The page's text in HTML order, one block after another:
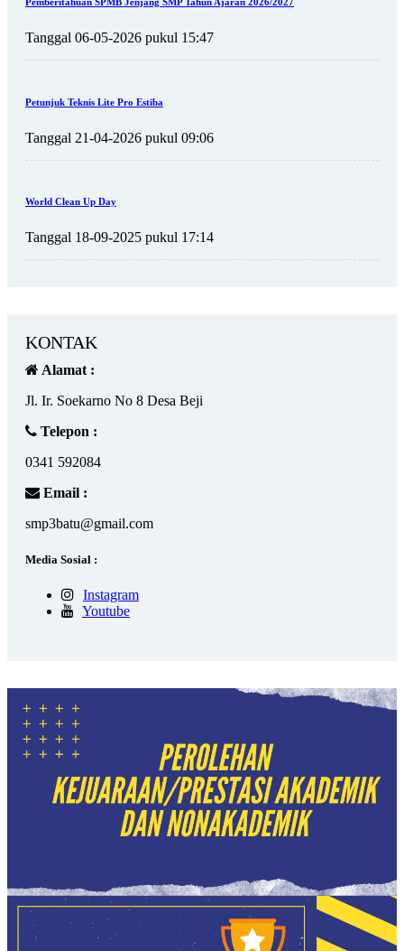
Tanggal 06-05-2026 pukul 15:47
Petunjuk Teknis Lite Pro Estiba
Tanggal 21-04-2026 pukul 09:06
World Clean Up Day
Tanggal 18-09-2025 pukul 17:14
KONTAK
Alamat :
Jl. Ir. Soekarno No 8 Desa Beji
Telepon :
0341 592084
Email :
smp3batu@gmail.com
Media Sosial :
Instagram
Youtube